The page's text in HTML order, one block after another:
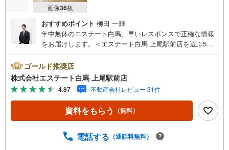
画像36枚
おすすめポイント 柳田 一輝
年中無休のエステート白馬、早いレスポンスで正確な情報
をお届けします。＜エステート白馬 上尾駅前店を選ぶ5つ
トーヨーカドー上尾駅前店」内に立地。2.無料駐車場完備
のお店立体駐車場は全480台収容可。駐車場完備してます。
3.大型キッズスペース当店自慢のキッズスペースをぜひご
覧ください。店内におむつ替えコーナーもご用意してま
す。4.年中無休・365日営業でお手伝い営業時間:10時～20
時まで。スピードある対応が自慢のお店です。5.提携FPへ
プランナーと無料相談。ローン返済について、老後や学費
ゴールド推奨店
株式会社エステート白馬 上尾駅前店
4.87 不動産会社レビュー 31件
資料をもらう （無料）
電話する （通話料無料）